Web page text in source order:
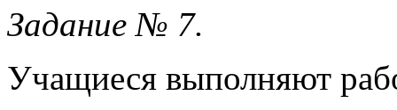
Задание № 7.
Учащиеся выполняют